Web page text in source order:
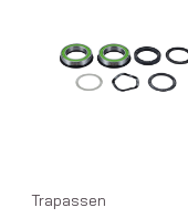
Trapassen